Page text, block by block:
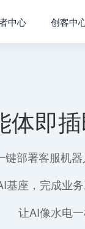
中心 创客中
体即
键部署客服机
基座，完成业
让AI像水电